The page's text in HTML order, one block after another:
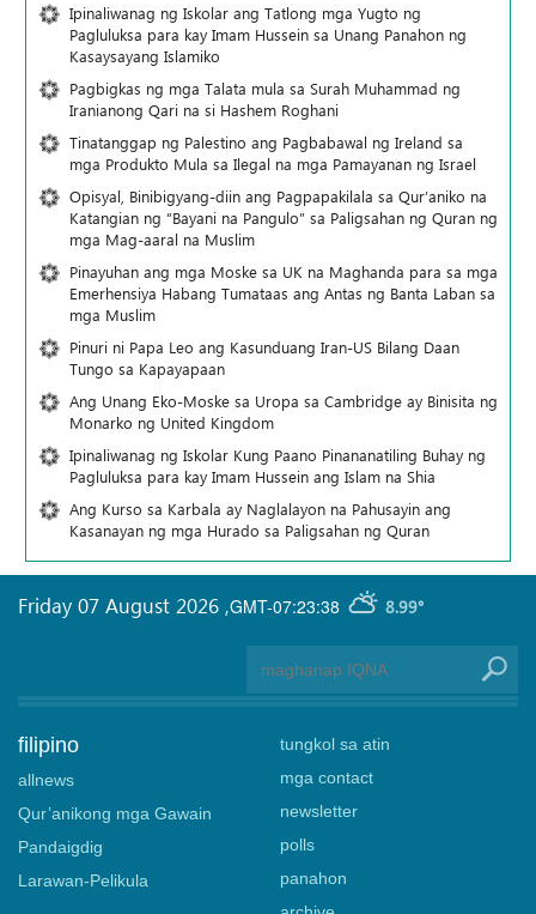
Ipinaliwanag ng Iskolar ang Tatlong mga Yugto ng
Pagluluksa para kay Imam Hussein sa Unang Panahon ng
Kasaysayang Islamiko
Pagbigkas ng mga Talata mula sa Surah Muhammad ng
Iranianong Qari na si Hashem Roghani
Tinatanggap ng Palestino ang Pagbabawal ng Ireland sa
mga Produkto Mula sa Ilegal na mga Pamayanan ng Israel
Opisyal, Binibigyang-diin ang Pagpapakilala sa Qur’aniko na
Katangian ng “Bayani na Pangulo” sa Paligsahan ng Quran ng
mga Mag-aaral na Muslim
Pinayuhan ang mga Moske sa UK na Maghanda para sa mga
Emerhensiya Habang Tumataas ang Antas ng Banta Laban sa
mga Muslim
Pinuri ni Papa Leo ang Kasunduang Iran-US Bilang Daan
Tungo sa Kapayapaan
Ang Unang Eko-Moske sa Uropa sa Cambridge ay Binisita ng
Monarko ng United Kingdom
Ipinaliwanag ng Iskolar Kung Paano Pinananatiling Buhay ng
Pagluluksa para kay Imam Hussein ang Islam na Shia
Ang Kurso sa Karbala ay Naglalayon na Pahusayin ang
Kasanayan ng mga Hurado sa Paligsahan ng Quran
GMT-07:23:38 8.99°
Friday 07 August 2026 ,
filipino
allnews
Qur’anikong mga Gawain
Pandaigdig
Larawan-Pelikula
tungkol sa atin
mga contact
newsletter
polls
panahon